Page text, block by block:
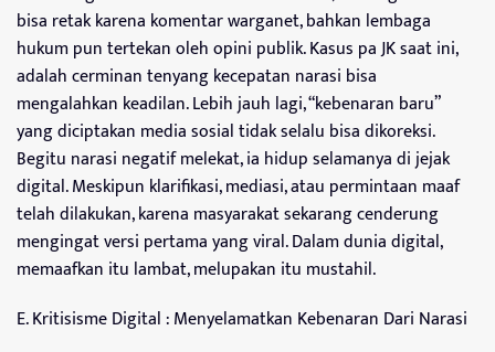
bisa retak karena komentar warganet, bahkan lembaga
hukum pun tertekan oleh opini publik. Kasus pa JK saat ini,
adalah cerminan tenyang kecepatan narasi bisa
mengalahkan keadilan. Lebih jauh lagi, “kebenaran baru”
yang diciptakan media sosial tidak selalu bisa dikoreksi.
Begitu narasi negatif melekat, ia hidup selamanya di jejak
digital. Meskipun klarifikasi, mediasi, atau permintaan maaf
telah dilakukan, karena masyarakat sekarang cenderung
mengingat versi pertama yang viral. Dalam dunia digital,
memaafkan itu lambat, melupakan itu mustahil.
E. Kritisisme Digital : Menyelamatkan Kebenaran Dari Narasi